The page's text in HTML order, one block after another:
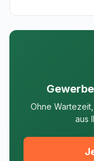
Ohne
aus